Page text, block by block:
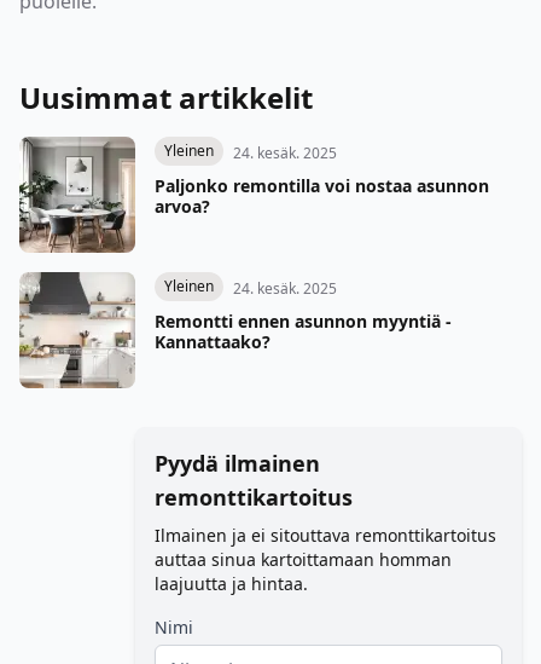
Uusimmat artikkelit
Yleinen 24. kesäk. 2025
Paljonko remontilla voi nostaa asunnon
arvoa?
Yleinen 24. kesäk. 2025
Remontti ennen asunnon myyntiä -
Kannattaako?
Pyydä ilmainen
remonttikartoitus
Ilmainen ja ei sitouttava remonttikartoitus
auttaa sinua kartoittamaan homman
laajuutta ja hintaa.
Nimi